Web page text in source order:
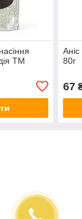
TM
80г
67